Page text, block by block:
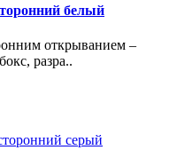
белый
открыванием –
разра..